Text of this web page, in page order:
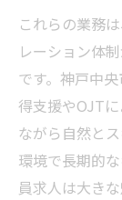
これらの業務
レーション体
です。神戸中
得支援やOJT
ながら自然と
環境で長期的
員求人は大き